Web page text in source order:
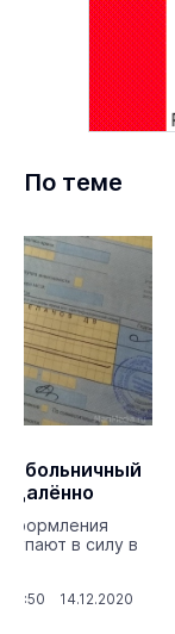
По теме
больничный
оформления
в силу в
12:50 14.12.2020